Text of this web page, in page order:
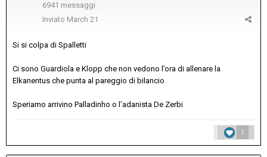
6941 messaggi
Inviato March 21
Si si colpa di Spalletti
Ci sono Guardiola e Klopp che non vedono l’ora di allenare la
Elkanentus che punta al pareggio di bilancio
Speriamo arrivino Palladinho o l’adanista De Zerbi
1